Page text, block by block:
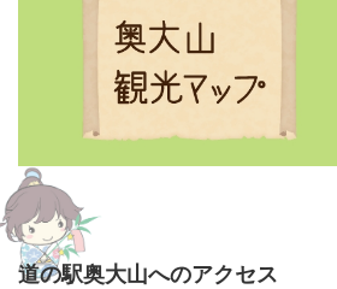
道の駅奥大山へのアクセス